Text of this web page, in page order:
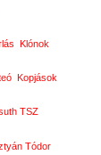
Klónok
Kopjások
TSZ
Tódor